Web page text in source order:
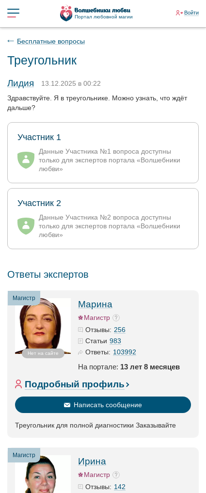
Портал любовной магии
Войти
Бесплатные вопросы
Треугольник
Лидия
13.12.2025 в 00:22
Здравствуйте. Я в треугольнике. Можно узнать, что ждёт
дальше?
Участник 1
Данные Участника №1 вопроса доступны
только для экспертов портала «Волшебники
любви»
Участник 2
Данные Участника №2 вопроса доступны
только для экспертов портала «Волшебники
любви»
Ответы экспертов
Магистр
Нет на сайте
Марина
Магистр
Отзывы: 256
Статьи 983
Ответы: 103992
На портале: 13 лет 8 месяцев
Подробный профиль
Написать сообщение
Треугольник для полной диагностики Заказывайте
Магистр
Ирина
Магистр
Отзывы: 142